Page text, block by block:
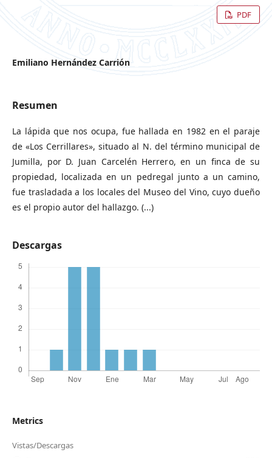
PDF
Emiliano Hernández Carrión
Resumen
La lápida que nos ocupa, fue hallada en 1982 en el paraje
de «Los Cerrillares», situado al N. del término municipal de
Jumilla, por D. Juan Carcelén Herrero, en un finca de su
propiedad, localizada en un pedregal junto a un camino,
fue trasladada a los locales del Museo del Vino, cuyo dueño
es el propio autor del hallazgo. (...)
Descargas
Metrics
Vistas/Descargas